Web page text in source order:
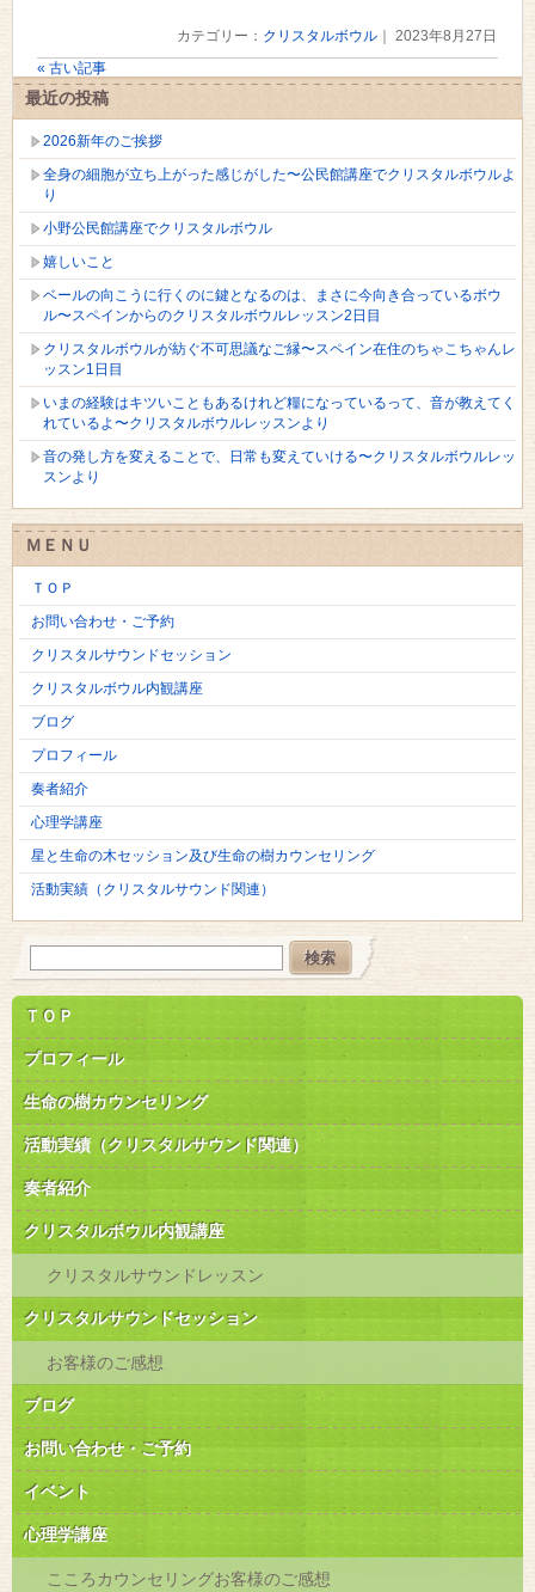
カテゴリー： クリスタルボウル｜ 2023年8月27日
« 古い記事
最近の投稿
2026新年のご挨拶
全身の細胞が立ち上がった感じがした〜公民館講座でクリスタルボウルよ
り
小野公民館講座でクリスタルボウル
嬉しいこと
ベールの向こうに行くのに鍵となるのは、まさに今向き合っているボウ
ル〜スペインからのクリスタルボウルレッスン2日目
クリスタルボウルが紡ぐ不可思議なご縁〜スペイン在住のちゃこちゃんレ
ッスン1日目
いまの経験はキツいこともあるけれど糧になっているって、音が教えてく
れているよ〜クリスタルボウルレッスンより
音の発し方を変えることで、日常も変えていける〜クリスタルボウルレッ
スンより
ＭＥＮＵ
ＴＯＰ
お問い合わせ・ご予約
クリスタルサウンドセッション
クリスタルボウル内観講座
ブログ
プロフィール
奏者紹介
心理学講座
星と生命の木セッション及び生命の樹カウンセリング
活動実績（クリスタルサウンド関連）
ＴＯＰ
プロフィール
生命の樹カウンセリング
活動実績（クリスタルサウンド関連）
奏者紹介
クリスタルボウル内観講座
クリスタルサウンドレッスン
クリスタルサウンドセッション
お客様のご感想
ブログ
お問い合わせ・ご予約
イベント
心理学講座
こころカウンセリングお客様のご感想